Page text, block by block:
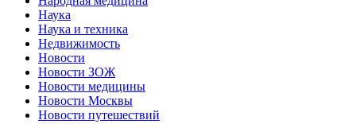
Наука
Наука и техника
Недвижимость
Новости
Новости ЗОЖ
Новости медицины
Новости Москвы
Новости путешествий